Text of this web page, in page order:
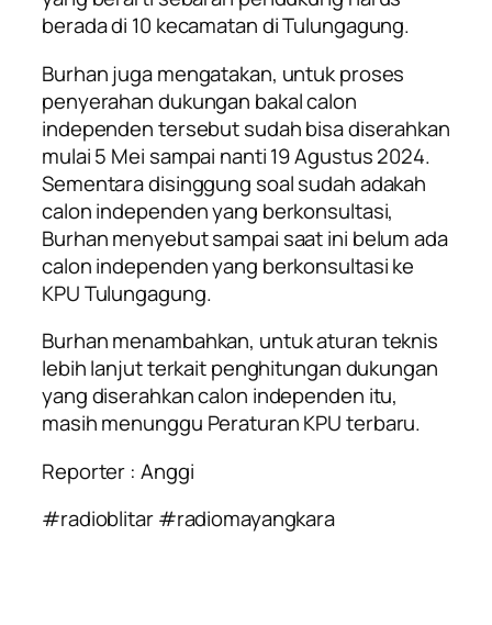
berada di 10 kecamatan di Tulungagung.
Burhan juga mengatakan, untuk proses
penyerahan dukungan bakal calon
independen tersebut sudah bisa diserahkan
mulai 5 Mei sampai nanti 19 Agustus 2024.
Sementara disinggung soal sudah adakah
calon independen yang berkonsultasi,
Burhan menyebut sampai saat ini belum ada
calon independen yang berkonsultasi ke
KPU Tulungagung.
Burhan menambahkan, untuk aturan teknis
lebih lanjut terkait penghitungan dukungan
yang diserahkan calon independen itu,
masih menunggu Peraturan KPU terbaru.
Reporter : Anggi
#radioblitar #radiomayangkara